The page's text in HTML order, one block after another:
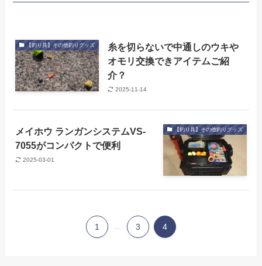
【釣り具】その他釣りグッズ
糸を切らないで中通しのウキや
オモリ交換できアイテムご紹
介？
2025-11-14
【釣り具】その他釣りグッズ
メイホウ ランガンシステムVS-
7055がコンパクトで便利
2025-03-01
1 ... 3 4